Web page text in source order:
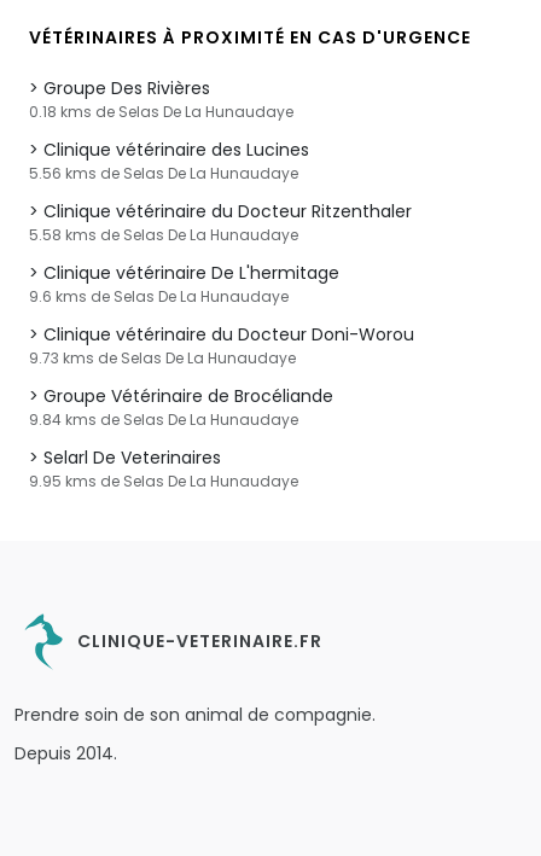
VÉTÉRINAIRES À PROXIMITÉ EN CAS D'URGENCE
Groupe Des Rivières
0.18 kms de Selas De La Hunaudaye
Clinique vétérinaire des Lucines
5.56 kms de Selas De La Hunaudaye
Clinique vétérinaire du Docteur Ritzenthaler
5.58 kms de Selas De La Hunaudaye
Clinique vétérinaire De L'hermitage
9.6 kms de Selas De La Hunaudaye
Clinique vétérinaire du Docteur Doni-Worou
9.73 kms de Selas De La Hunaudaye
Groupe Vétérinaire de Brocéliande
9.84 kms de Selas De La Hunaudaye
Selarl De Veterinaires
9.95 kms de Selas De La Hunaudaye
CLINIQUE-VETERINAIRE.FR
Prendre soin de son animal de compagnie.
Depuis 2014.